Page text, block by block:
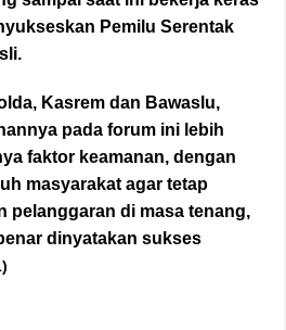
Pemilu Serentak
Kasrem dan Bawaslu,
pada forum ini lebih
faktor keamanan, dengan
masyarakat agar tetap
pelanggaran di masa tenang,
dinyatakan sukses